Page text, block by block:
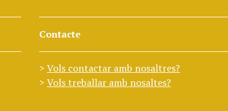
Contacte
Vols contactar amb nosaltres?
Vols treballar amb nosaltes?